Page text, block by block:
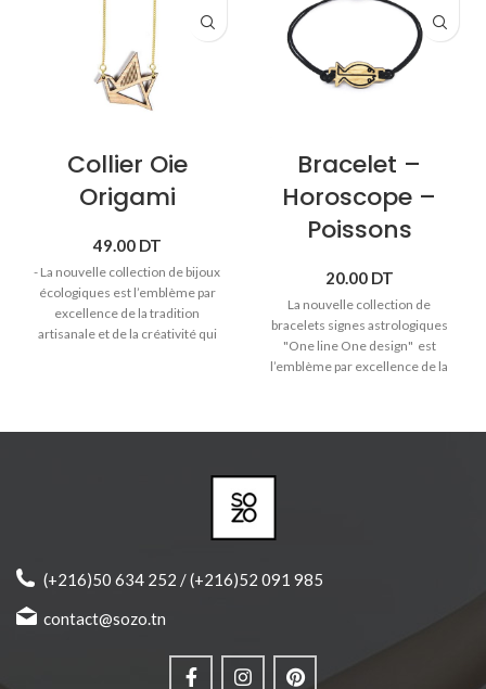
Collier Oie
Origami
49.00 DT
- La nouvelle collection de bijoux
écologiques est l’emblème par
excellence de la tradition
artisanale et de la créativité qui
nickel. - Longueur chaîne: 50cm
Bracelet –
Horoscope –
Poissons
20.00 DT
La nouvelle collection de
bracelets signes astrologiques
"One line One design" est
l’emblème par excellence de la
♥ Signe astrologique poissons (19
(+216)50 634 252 / (+216)52 091 985
contact@sozo.tn